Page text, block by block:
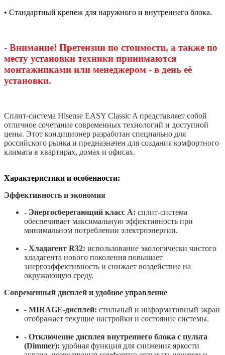
• Стандартный крепеж для наружного и внутреннего блока.
- Внимание! Претензии по стоимости, а также по
месту установки техники принимаются
монтажниками или менеджером - в день её
установки.
Сплит-система Hisense EASY Classic A представляет собой
отличное сочетание современных технологий и доступной
цены. Этот кондиционер разработан специально для
российского рынка и предназначен для создания комфортного
климата в квартирах, домах и офисах.
Характеристики и особенности:
Эффективность и экономия
- Энергосберегающий класс А: сплит-система
обеспечивает максимальную эффективность при
минимальном потреблении электроэнергии.
- Хладагент R32: использование экологически чистого
хладагента нового поколения повышает
энергоэффективность и снижает воздействие на
окружающую среду.
Современный дисплей и удобное управление
- MIRAGE-дисплей: стильный и информативный экран
отображает текущие настройки и состояние системы.
- Отключение дисплея внутреннего блока с пульта
(Dimmer): удобная функция для снижения яркости